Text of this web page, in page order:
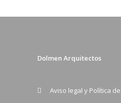
Dolmen Arquitectos
Aviso legal y Política